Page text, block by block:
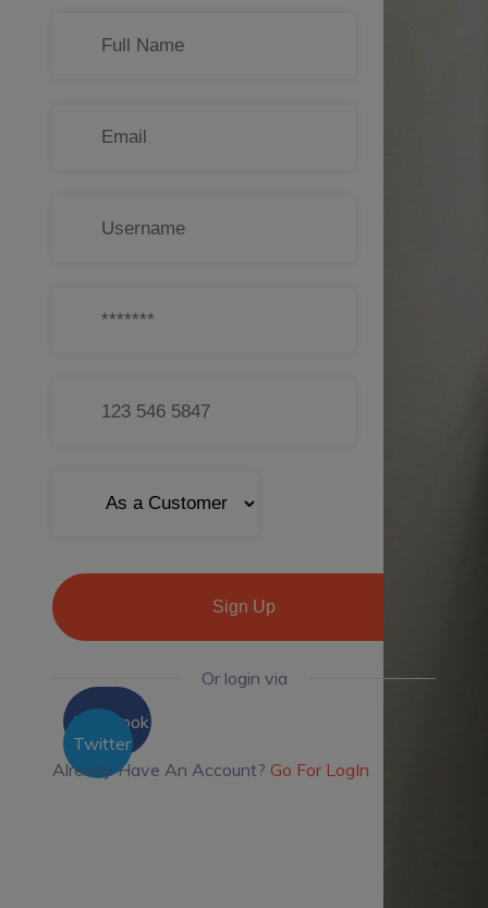
Sign Up
Or login via
Facebook
Twitter
Already Have An Account? Go For LogIn